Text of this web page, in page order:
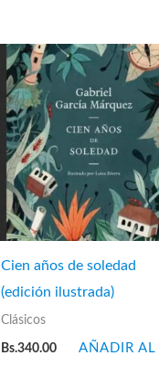
Cien años de soledad
(edición ilustrada)
Clásicos
Bs.340.00
AÑADIR AL